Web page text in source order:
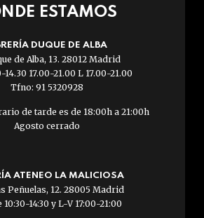
ESTAMOS
DUQUE DE ALBA
de Alba, 13. 28012 Madrid
14.30 17.00-21.00 L 17.00-21.00
Tfno: 91 5320928
de tarde es de 18:00h a 21:00h
Agosto cerrado
ATENEO LA MALICIOSA
Peñuelas, 12. 28005 Madrid
10:30-14:30 y L-V 17:00-21:00